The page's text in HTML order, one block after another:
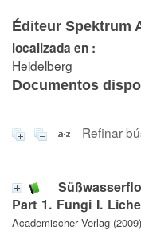
Éditeur Spektrum
localizada en :
Heidelberg
Documentos
Refinar
Part 1. Fungi I.
Academischer Verlag (2009)